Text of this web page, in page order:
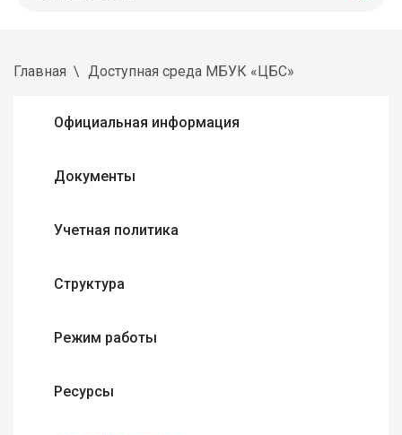
Главная Доступная среда МБУК «ЦБС»
Официальная информация
Документы
Учетная политика
Структура
Режим работы
Ресурсы